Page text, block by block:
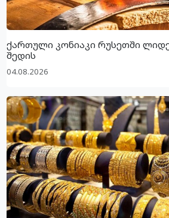
ქართული კონიაკი რუსეთში
შედის
04.08.2026